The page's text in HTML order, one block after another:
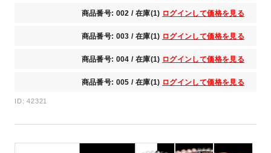
商品番号: 002 / 在庫(1) ログインして価格を見る
商品番号: 003 / 在庫(1) ログインして価格を見る
商品番号: 004 / 在庫(1) ログインして価格を見る
商品番号: 005 / 在庫(1) ログインして価格を見る
ID: 42321